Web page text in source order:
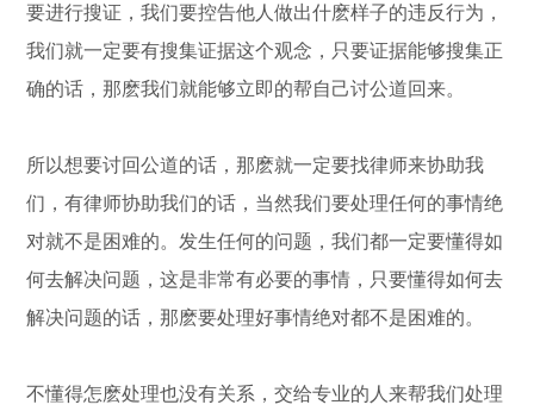
要进行搜证，我们要控告他人做出什麽样子的违反行为，
我们就一定要有搜集证据这个观念，只要证据能够搜集正
确的话，那麽我们就能够立即的帮自己讨公道回来。
所以想要讨回公道的话，那麽就一定要找律师来协助我
们，有律师协助我们的话，当然我们要处理任何的事情绝
对就不是困难的。发生任何的问题，我们都一定要懂得如
何去解决问题，这是非常有必要的事情，只要懂得如何去
解决问题的话，那麽要处理好事情绝对都不是困难的。
不懂得怎麽处理也没有关系，交给专业的人来帮我们处理